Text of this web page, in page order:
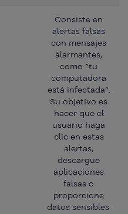
Consiste en
alertas falsas
con mensajes
alarmantes,
como “tu
computadora
está infectada”.
Su objetivo es
hacer que el
usuario haga
clic en estas
alertas,
descargue
aplicaciones
falsas o
proporcione
datos sensibles.